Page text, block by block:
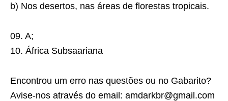
b) Nos desertos, nas áreas de florestas tropicais.
09. A;
10. África Subsaariana
Encontrou um erro nas questões ou no Gabarito?
Avise-nos através do email: amdarkbr@gmail.com